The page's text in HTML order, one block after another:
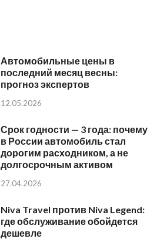
Автомобильные цены в
последний месяц весны:
прогноз экспертов
12.05.2026
Срок годности — 3 года: почему
в России автомобиль стал
дорогим расходником, а не
долгосрочным активом
27.04.2026
Niva Travel против Niva Legend:
где обслуживание обойдется
дешевле